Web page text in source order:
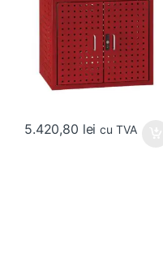
5.420,80 lei cu TVA